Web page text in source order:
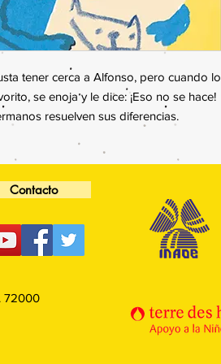
tener cerca a Alfonso, pero cuando lo
se enoja y le dice: ¡Eso no se hace!
resuelven sus diferencias.
Contacto
72000